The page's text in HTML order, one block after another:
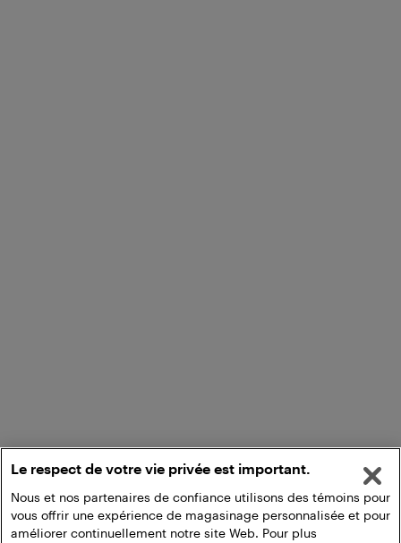
Le respect de votre vie privée est important.
Nous et nos partenaires de confiance utilisons des témoins pour
vous offrir une expérience de magasinage personnalisée et pour
améliorer continuellement notre site Web. Pour plus